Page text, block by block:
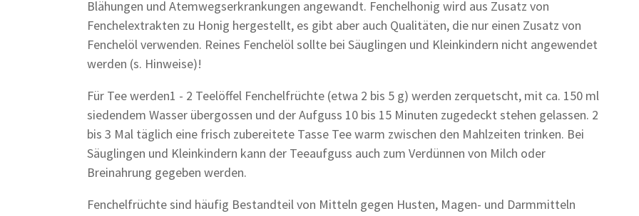
Blähungen und Atemwegserkrankungen angewandt. Fenchelhonig wird aus Zusatz von
Fenchelextrakten zu Honig hergestellt, es gibt aber auch Qualitäten, die nur einen Zusatz von
Fenchelöl verwenden. Reines Fenchelöl sollte bei Säuglingen und Kleinkindern nicht angewendet
werden (s. Hinweise)!
Für Tee werden1 - 2 Teelöffel Fenchelfrüchte (etwa 2 bis 5 g) werden zerquetscht, mit ca. 150 ml
siedendem Wasser übergossen und der Aufguss 10 bis 15 Minuten zugedeckt stehen gelassen. 2
bis 3 Mal täglich eine frisch zubereitete Tasse Tee warm zwischen den Mahlzeiten trinken. Bei
Säuglingen und Kleinkindern kann der Teeaufguss auch zum Verdünnen von Milch oder
Breinahrung gegeben werden.
Fenchelfrüchte sind häufig Bestandteil von Mitteln gegen Husten, Magen- und Darmmitteln